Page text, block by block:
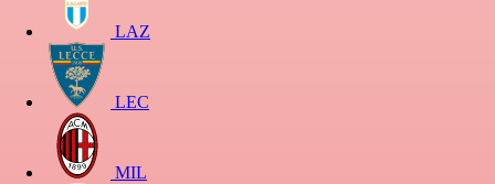
LAZ
LEC
MIL